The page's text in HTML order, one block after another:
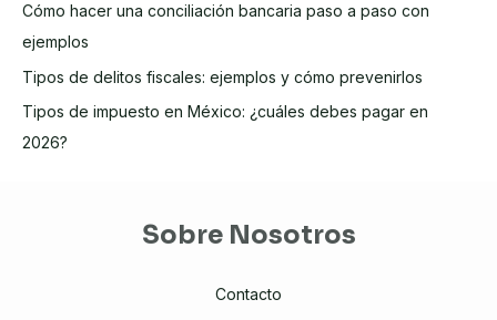
Cómo hacer una conciliación bancaria paso a paso con
ejemplos
Tipos de delitos fiscales: ejemplos y cómo prevenirlos
Tipos de impuesto en México: ¿cuáles debes pagar en
2026?
Sobre Nosotros
Contacto